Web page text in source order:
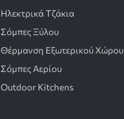
Ηλεκτρικά Τζάκια
Σόμπες Ξύλου
Θέρμανση Εξωτερικού Χώρου
Σόμπες Αερίου
Outdoor Kitchens